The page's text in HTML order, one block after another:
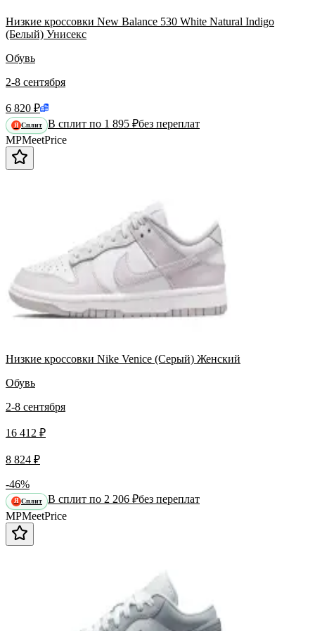
Низкие кроссовки New Balance 530 White Natural Indigo
(Белый) Унисекс
Обувь
2-8 сентября
6 820 ₽
Я Сплит В сплит по 1 895 ₽без переплат
MPMeetPrice
Низкие кроссовки Nike Venice (Серый) Женский
Обувь
2-8 сентября
16 412 ₽
8 824 ₽
-46%
Я Сплит В сплит по 2 206 ₽без переплат
MPMeetPrice